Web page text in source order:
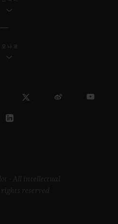
모나코
- All intellectual
reserved